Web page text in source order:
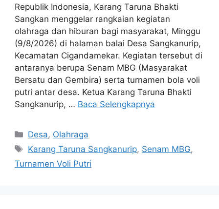
Republik Indonesia, Karang Taruna Bhakti
Sangkan menggelar rangkaian kegiatan
olahraga dan hiburan bagi masyarakat, Minggu
(9/8/2026) di halaman balai Desa Sangkanurip,
Kecamatan Cigandamekar. Kegiatan tersebut di
antaranya berupa Senam MBG (Masyarakat
Bersatu dan Gembira) serta turnamen bola voli
putri antar desa. Ketua Karang Taruna Bhakti
Sangkanurip, … Baca Selengkapnya
Kategori
Desa, Olahraga
Tag
Karang Taruna Sangkanurip, Senam MBG,
Turnamen Voli Putri